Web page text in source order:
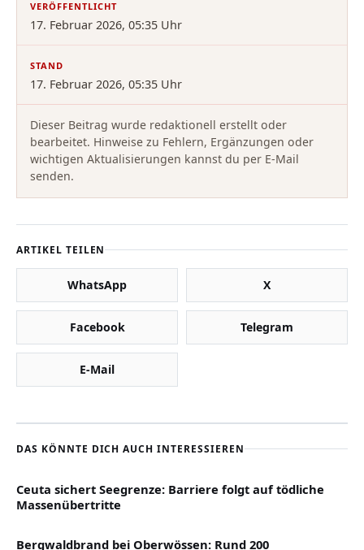
VERÖFFENTLICHT
17. Februar 2026, 05:35 Uhr
STAND
17. Februar 2026, 05:35 Uhr
Dieser Beitrag wurde redaktionell erstellt oder
bearbeitet. Hinweise zu Fehlern, Ergänzungen oder
wichtigen Aktualisierungen kannst du per E-Mail
senden.
ARTIKEL TEILEN
WhatsApp X
Facebook Telegram
E-Mail
DAS KÖNNTE DICH AUCH INTERESSIEREN
Ceuta sichert Seegrenze: Barriere folgt auf tödliche
Massenübertritte
Bergwaldbrand bei Oberwössen: Rund 200